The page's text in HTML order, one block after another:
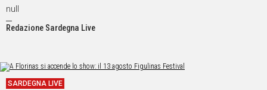
MEDIO
CAMPIDANO
NOTIZIE
POLITICA
null
Redazione Sardegna Live
SARDEGNA LIVE